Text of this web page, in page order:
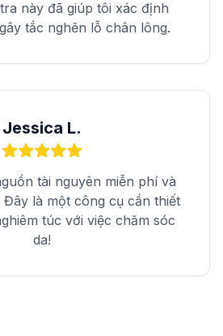
này đã giúp tôi xác định
tắc nghẽn lỗ chân lông.
Jessica L.
tài nguyên miễn phí và
Đây là một công cụ cần thiết
túc với việc chăm sóc
da!